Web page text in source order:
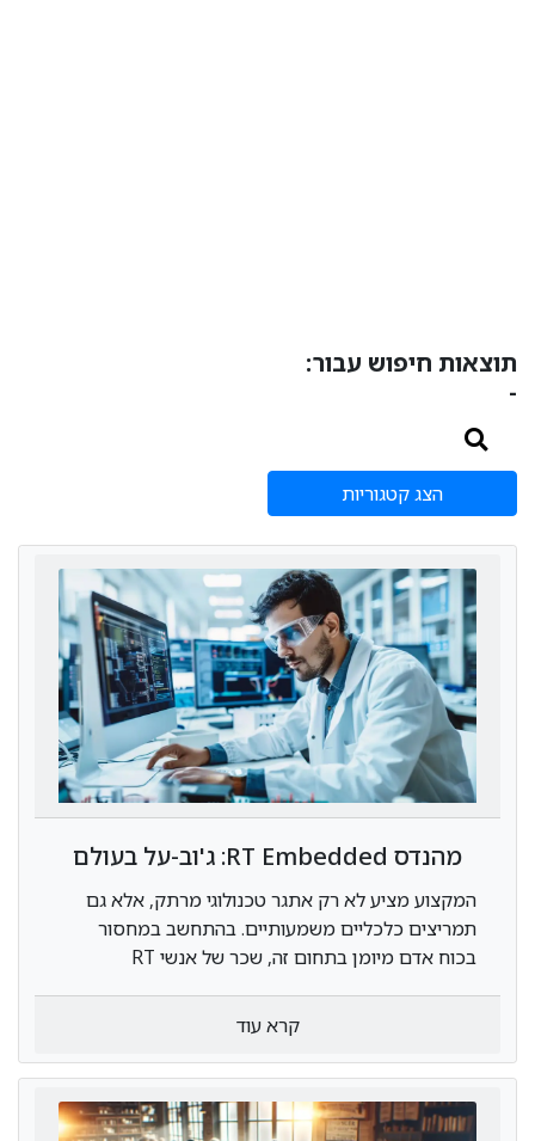
תוצאות חיפוש עבור:
-
הצג קטגוריות
מהנדס RT Embedded: ג'וב-על בעולם
הטכנולוגיה החכמה
המקצוע מציע לא רק אתגר טכנולוגי מרתק, אלא גם
תמריצים כלכליים משמעותיים. בהתחשב במחסור
בכוח אדם מיומן בתחום זה, שכר של אנשי RT
קרא עוד